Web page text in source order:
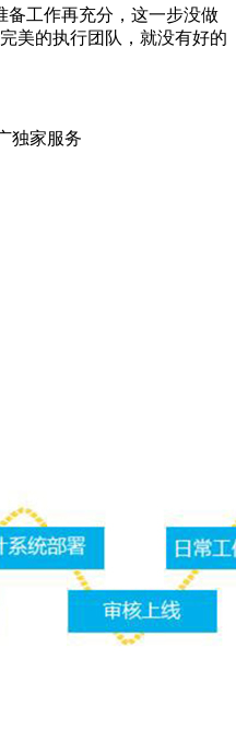
备工作再充分，这一步没做
美的执行团队，就没有好的
独家服务